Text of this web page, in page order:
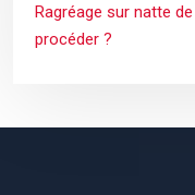
Ragréage sur natte
procéder ?